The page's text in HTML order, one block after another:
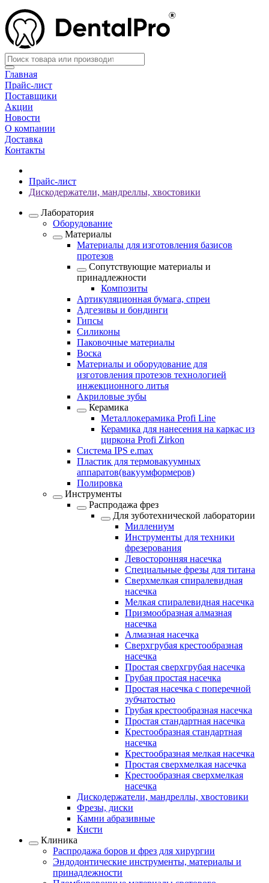
Главная
Прайс-лист
Поставщики
Акции
Новости
О компании
Доставка
Контакты
Прайс-лист
Дискодержатели, мандреллы, хвостовики
Лаборатория
Оборудование
Материалы
Материалы для изготовления базисов
протезов
Сопутствующие материалы и
принадлежности
Композиты
Артикуляционная бумага, спреи
Адгезивы и бондинги
Гипсы
Силиконы
Паковочные материалы
Воска
Материалы и оборудование для
изготовления протезов технологией
инжекционного литья
Акриловые зубы
Керамика
Металлокерамика Profi Line
Керамика для нанесения на каркас из
циркона Profi Zirkon
Система IPS e.max
Пластик для термовакуумных
аппаратов(вакуумформеров)
Полировка
Инструменты
Распродажа фрез
Для зуботехнической лаборатории
Миллениум
Инструменты для техники
фрезерования
Левосторонняя насечка
Специальные фрезы для титана
Сверхмелкая спиралевидная
насечка
Мелкая спиралевидная насечка
Призмообразная алмазная
насечка
Алмазная насечка
Сверхгрубая крестообразная
насечка
Простая сверхгрубая насечка
Грубая простая насечка
Простая насечка с поперечной
зубчатостью
Грубая крестообразная насечка
Простая стандартная насечка
Крестообразная стандартная
насечка
Крестообразная мелкая насечка
Простая сверхмелкая насечка
Крестообразная сверхмелкая
насечка
Дискодержатели, мандреллы, хвостовики
Фрезы, диски
Камни абразивные
Кисти
Клиника
Распродажа боров и фрез для хирургии
Эндодонтические инструменты, материалы и
принадлежности